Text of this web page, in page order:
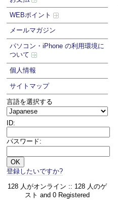
WEBポイント
メールマガジン
パソコン・iPhone の利用環境に
ついて
個人情報
サイトマップ
言語を選択する
ID:
パスワード:
登録したいですか?
128 人がオンライン :: 128 人のゲ
スト and 0 Registered